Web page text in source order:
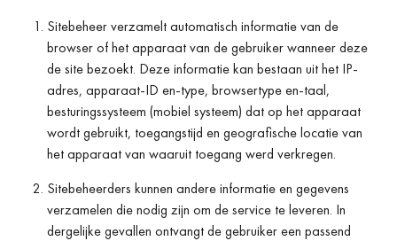
Sitebeheer verzamelt automatisch informatie van de
browser of het apparaat van de gebruiker wanneer deze
de site bezoekt. Deze informatie kan bestaan uit het IP-
adres, apparaat-ID en-type, browsertype en-taal,
besturingssysteem (mobiel systeem) dat op het apparaat
wordt gebruikt, toegangstijd en geografische locatie van
het apparaat van waaruit toegang werd verkregen.
Sitebeheerders kunnen andere informatie en gegevens
verzamelen die nodig zijn om de service te leveren. In
dergelijke gevallen ontvangt de gebruiker een passend